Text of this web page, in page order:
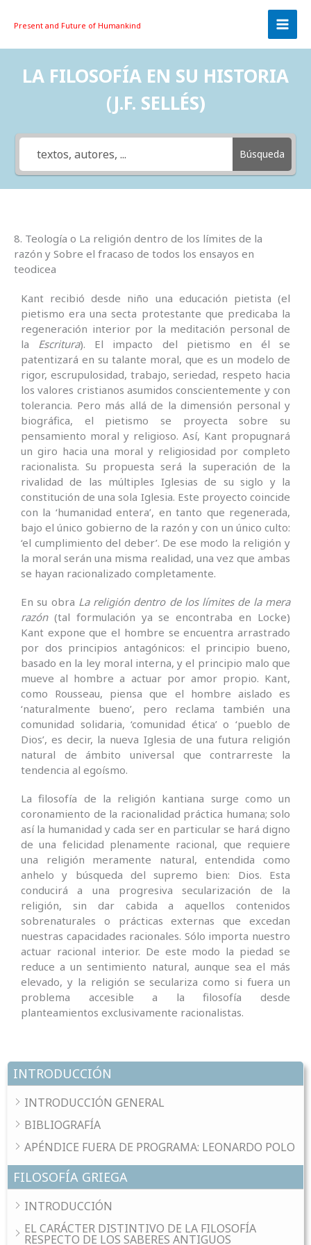
Present and Future of Humankind
LA FILOSOFÍA EN SU HISTORIA
(J.F. SELLÉS)
Búsqueda
INTRODUCCIÓN
INTRODUCCIÓN GENERAL
BIBLIOGRAFÍA
APÉNDICE FUERA DE PROGRAMA: LEONARDO POLO
FILOSOFÍA GRIEGA
INTRODUCCIÓN
EL CARÁCTER DISTINTIVO DE LA FILOSOFÍA
RESPECTO DE LOS SABERES ANTIGUOS
8. Teología o La religión dentro de los límites de la
razón y Sobre el fracaso de todos los ensayos en
teodicea
Kant recibió desde niño una educación pietista (el
pietismo era una secta protestante que predicaba la
regeneración interior por la meditación personal de
la Escritura). El impacto del pietismo en él se
patentizará en su talante moral, que es un modelo de
rigor, escrupulosidad, trabajo, seriedad, respeto hacia
los valores cristianos asumidos conscientemente y con
tolerancia. Pero más allá de la dimensión personal y
biográfica, el pietismo se proyecta sobre su
pensamiento moral y religioso. Así, Kant propugnará
un giro hacia una moral y religiosidad por completo
racionalista. Su propuesta será la superación de la
rivalidad de las múltiples Iglesias de su siglo y la
constitución de una sola Iglesia. Este proyecto coincide
con la ‘humanidad entera’, en tanto que regenerada,
bajo el único gobierno de la razón y con un único culto:
‘el cumplimiento del deber’. De ese modo la religión y
la moral serán una misma realidad, una vez que ambas
se hayan racionalizado completamente.
En su obra La religión dentro de los límites de la mera
razón(tal formulación ya se encontraba en Locke)
Kant expone que el hombre se encuentra arrastrado
por dos principios antagónicos: el principio bueno,
basado en la ley moral interna, y el principio malo que
mueve al hombre a actuar por amor propio. Kant,
como Rousseau, piensa que el hombre aislado es
‘naturalmente bueno’, pero re­clama también una
comunidad solidaria, ‘comunidad ética’ o ‘pueblo de
Dios’, es decir, la nueva Iglesia de una futura religión
natural de ámbito universal que contrarreste la
tendencia al egoísmo.
La filoso­fía de la religión kantiana surge como un
corona­miento de la racionalidad práctica humana; solo
así la humanidad y cada ser en particular se hará digno
de una felicidad plenamente racional, que requiere
una religión meramente natural, entendida como
anhelo y búsqueda del supremo bien: Dios. Esta
conducirá a una progresiva secularización de la
religión, sin dar cabida a aquellos contenidos
sobrenaturales o prác­ticas externas que excedan
nuestras capacidades racionales. Sólo importa nuestro
actuar racional interior. De este modo la piedad se
reduce a un sentimiento natural, aunque sea el más
elevado, y la religión se seculariza como si fuera un
problema accesible a la filosofía desde
planteamientos exclusivamente racionalistas.